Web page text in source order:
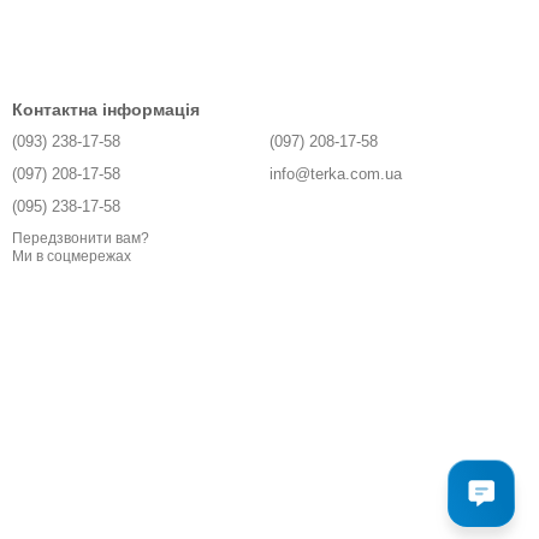
Контактна інформація
(093) 238-17-58
(097) 208-17-58
(095) 238-17-58
Передзвонити вам?
(097) 208-17-58
info@terka.com.ua
Ми в соцмережах